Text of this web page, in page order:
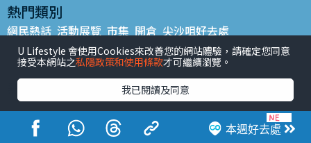
本週好去處
熱門類別
網民熱話 活動展覽 市集 開倉 尖沙咀好去處
銅鑼灣好去處 元朗好去處 荃灣好去處 旺角好去處 社會
餐廳情報 戶外郊遊
熱門標籤
#UGO搵好去處 #人氣活動推介 #美食社群熱話
#親子玩樂好去處
#ULifestyle應用程式
#限時搶
U Lifestyle 會使用Cookies來改善您的網站體驗，請確定您同意
接受本網站之私隱政策和使用條款才可繼續瀏覽。
我已閱讀及同意